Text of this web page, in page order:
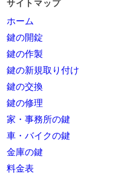
サイトマップ
ホーム
鍵の開錠
鍵の作製
鍵の新規取り付け
鍵の交換
鍵の修理
家・事務所の鍵
車・バイクの鍵
金庫の鍵
料金表